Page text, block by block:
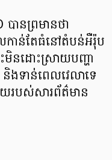
បានព្រមានថា
លកាន់តែធំនៅតំបន់អឺរ៉ុប
មិនដោះស្រាយបញ្ហា
ទាន់ពេលវេលាទេ
យរបស់សារព័ត៌មាន